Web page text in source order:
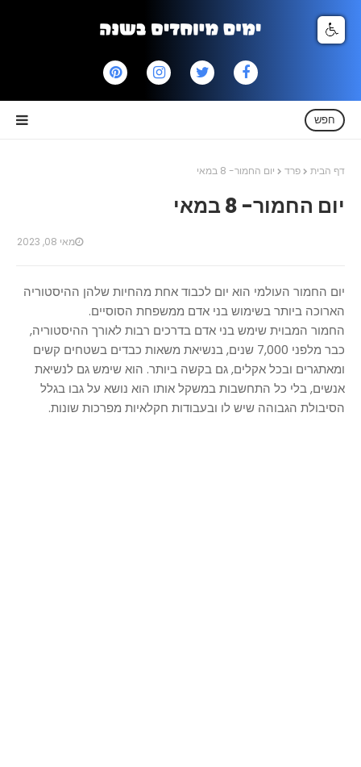
חפש
דף הבית פרד יום החמור- 8 במאי
יום החמור- 8 במאי
מאי 08, 2023
יום החמור העולמי הוא יום לכבוד אחת מהחיות שלהן ההיסטוריה
הארוכה ביותר בשימוש בני אדם ממשפחת הסוסיים.
החמור המבוית שימש בני אדם בדרכים רבות לאורך ההיסטוריה,
כבר מלפני 7,000 שנים, בנשיאת משאות כבדים בשטחים קשים
ומאתגרים ובכל אקלים, גם בקשה ביותר. הוא שימש גם לנשיאת
אנשים, בלי כל התחשבות במשקל אותו הוא נושא על גבו בגלל
הסיבולת הגבוהה שיש לו ובעבודות חקלאיות מפרכות שונות.